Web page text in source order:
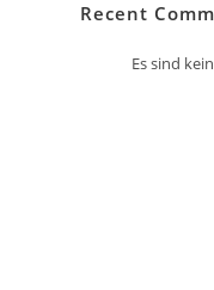
Recent
Es sind